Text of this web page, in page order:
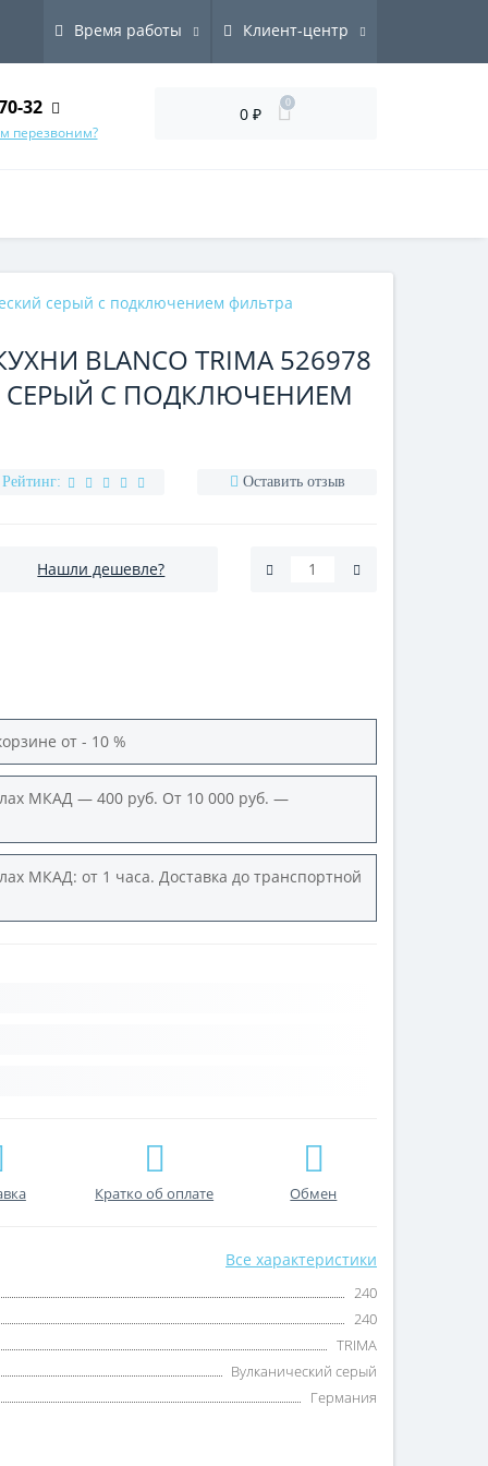
Время работы Клиент-центр
32
перезвоним?
0 ₽
0
серый с подключением фильтра
BLANCO TRIMA 526978
СЕРЫЙ С ПОДКЛЮЧЕНИЕМ
Рейтинг: Оставить отзыв
Нашли дешевле?
от - 10 %
МКАД — 400 руб. От 10 000 руб. —
МКАД: от 1 часа. Доставка до транспортной
Кратко об оплате Обмен
Все характеристики
240
240
TRIMA
Вулканический серый
Германия